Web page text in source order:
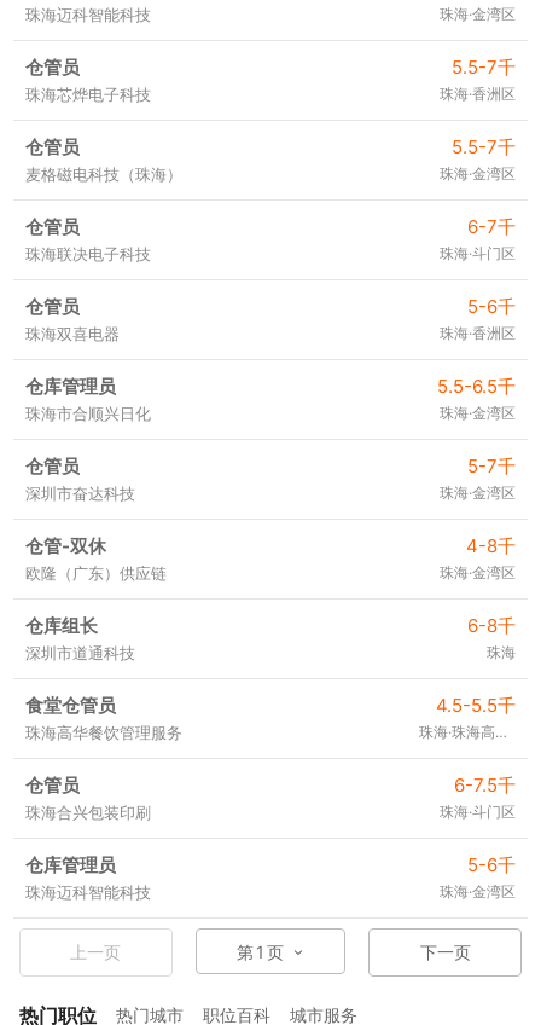
珠海迈科智能科技 珠海·金湾区
仓管员 5.5-7千
珠海芯烨电子科技 珠海·香洲区
仓管员 5.5-7千
麦格磁电科技（珠海） 珠海·金湾区
仓管员 6-7千
珠海联决电子科技 珠海·斗门区
仓管员 5-6千
珠海双喜电器 珠海·香洲区
仓库管理员 5.5-6.5千
珠海市合顺兴日化 珠海·金湾区
仓管员 5-7千
深圳市奋达科技 珠海·金湾区
仓管-双休 4-8千
欧隆（广东）供应链 珠海·金湾区
仓库组长 6-8千
深圳市道通科技 珠海
食堂仓管员 4.5-5.5千
珠海高华餐饮管理服务 珠海·珠海高新区
仓管员 6-7.5千
珠海合兴包装印刷 珠海·斗门区
仓库管理员 5-6千
珠海迈科智能科技 珠海·金湾区
上一页 第1 页 下一页
热门职位 热门城市 职位百科 城市服务